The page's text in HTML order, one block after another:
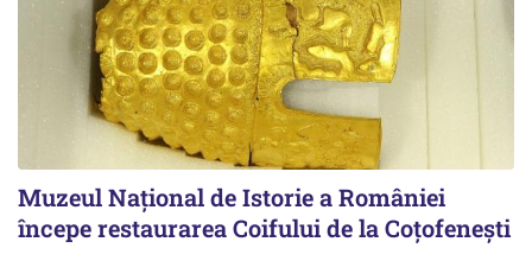
Muzeul Național de Istorie a României
începe restaurarea Coifului de la Coțofenești